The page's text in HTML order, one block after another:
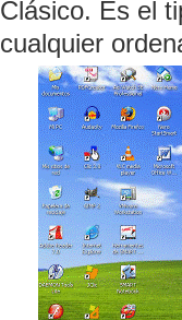
Clásico. Es el
cualquier